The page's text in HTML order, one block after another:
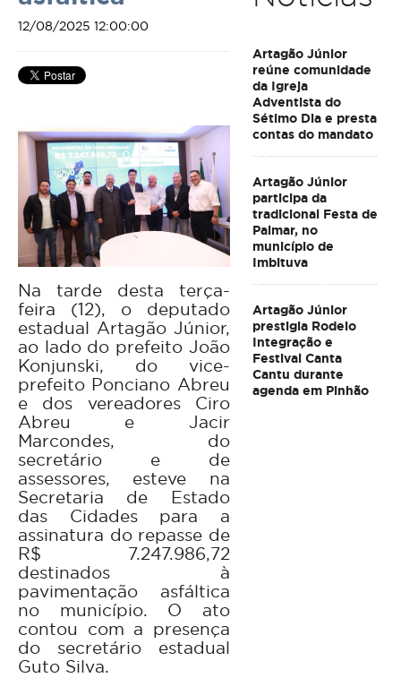
12/08/2025 12:00:00
Na tarde desta terça-
feira (12), o deputado
estadual Artagão Júnior,
ao lado do prefeito João
Konjunski, do vice-
prefeito Ponciano Abreu
e dos vereadores Ciro
Abreu e Jacir
Marcondes, do
secretário e de
assessores, esteve na
Secretaria de Estado
das Cidades para a
assinatura do repasse de
R$ 7.247.986,72
destinados à
pavimentação asfáltica
no município. O ato
contou com a presença
do secretário estadual
Guto Silva.
Artagão Júnior
reúne comunidade
da Igreja
Adventista do
Sétimo Dia e presta
contas do mandato
Artagão Júnior
participa da
tradicional Festa de
Palmar, no
município de
Imbituva
Artagão Júnior
prestigia Rodeio
Integração e
Festival Canta
Cantu durante
agenda em Pinhão